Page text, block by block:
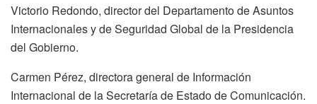
Victorio Redondo, director del Departamento de Asuntos
Internacionales y de Seguridad Global de la Presidencia
del Gobierno.
Carmen Pérez, directora general de Información
Internacional de la Secretaría de Estado de Comunicación.